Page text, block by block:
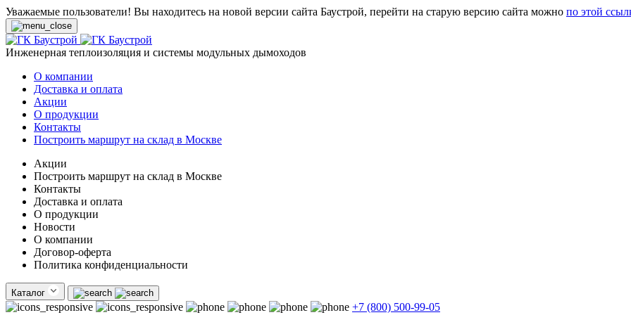
Уважаемые пользователи! Вы находитесь на новой версии сайта Баустрой, перейти на старую версию сайта можно по этой
Инженерная теплоизоляция и системы модульных дымоходов
О компании
Доставка и оплата
Акции
О продукции
Контакты
Построить маршрут на склад в Москве
Акции
Построить маршрут на склад в Москве
Контакты
Доставка и оплата
О продукции
Новости
О компании
Договор-оферта
Политика конфиденциальности
Каталог
+7 (800) 500-99-05